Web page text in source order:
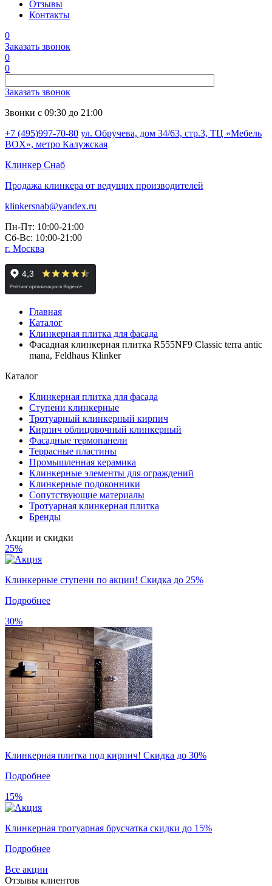
Отзывы
Контакты
0
Заказать звонок
0
0
Заказать звонок
Звонки с 09:30 до 21:00
+7 (495)997-70-80 ул. Обручева, дом 34/63, стр.3, ТЦ «Мебель
BOX», метро Калужская
Клинкер Снаб
Продажа клинкера от ведущих производителей
klinkersnab@yandex.ru
Пн-Пт: 10:00-21:00
Сб-Вс: 10:00-21:00
г. Москва
Главная
Каталог
Клинкерная плитка для фасада
Фасадная клинкерная плитка R555NF9 Classic terra antic
mana, Feldhaus Klinker
Каталог
Клинкерная плитка для фасада
Ступени клинкерные
Тротуарный клинкерный кирпич
Кирпич облицовочный клинкерный
Фасадные термопанели
Террасные пластины
Промышленная керамика
Клинкерные элементы для ограждений
Клинкерные подоконники
Сопутствующие материалы
Тротуарная клинкерная плитка
Бренды
Акции и скидки
25%
Клинкерные ступени по акции! Скидка до 25%
Подробнее
30%
Клинкерная плитка под кирпич! Скидка до 30%
Подробнее
15%
Клинкерная тротуарная брусчатка скидки до 15%
Подробнее
Все акции
Отзывы клиентов